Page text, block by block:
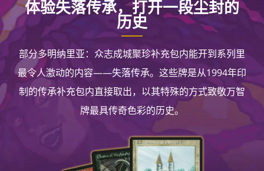
体验失落传承，打开一段尘封的
历史
部分多明纳里亚：众志成城聚珍补充包内能开到系列里
最令人激动的内容——失落传承。这些牌是从1994年印
制的传承补充包内直接取出，以其特殊的方式致敬万智
牌最具传奇色彩的历史。